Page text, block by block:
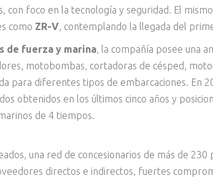
con foco en la tecnología y seguridad. El
como ZR-V, contemplando la llegada del
de fuerza y marina, la compañía posee una
motobombas, cortadoras de césped,
para diferentes tipos de embarcaciones. En
obtenidos en los últimos cinco años y
de 4 tiempos.
una red de concesionarios de más de
directos e indirectos, fuertes